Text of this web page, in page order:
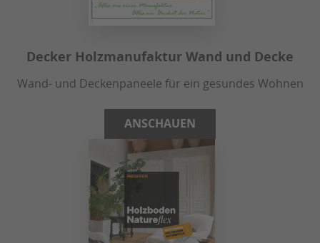
Decker Holzmanufaktur Wand und Decke
Wand- und Deckenpaneele für ein gesundes Wohnen
ANSCHAUEN